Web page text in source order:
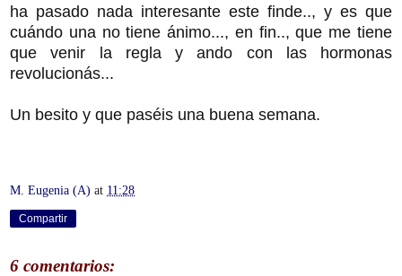
ha pasado nada interesante este finde.., y es que
cuándo una no tiene ánimo..., en fin.., que me tiene
que venir la regla y ando con las hormonas
revolucionás...
Un besito y que paséis una buena semana.
M. Eugenia (A) at 11:28
Compartir
6 comentarios: